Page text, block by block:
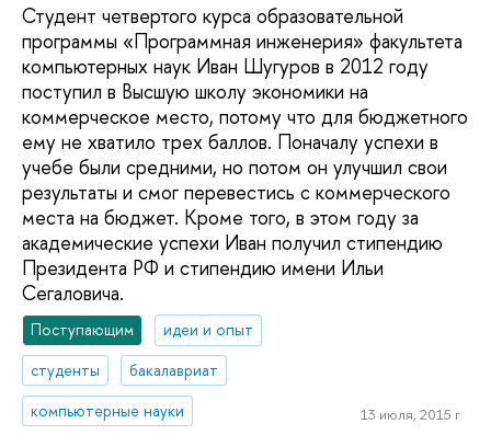
Студент четвертого курса образовательной
программы «Программная инженерия» факультета
компьютерных наук Иван Шугуров в 2012 году
поступил в Высшую школу экономики на
коммерческое место, потому что для бюджетного
ему не хватило трех баллов. Поначалу успехи в
учебе были средними, но потом он улучшил свои
результаты и смог перевестись с коммерческого
места на бюджет. Кроме того, в этом году за
академические успехи Иван получил стипендию
Президента РФ и стипендию имени Ильи
Сегаловича.
Поступающим
идеи и опыт
студенты
бакалавриат
компьютерные науки
13 июля, 2015 г.